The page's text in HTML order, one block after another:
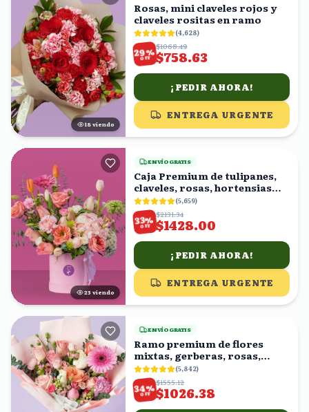
18 viendo
Rosas, mini claveles rojos y
claveles rositas en ramo
(4,628)
29%
OFF
$1068.49
$758.63
¡PEDIR AHORA!
ENTREGA URGENTE
22 viendo
ENVÍO GRATIS
Caja Premium de tulipanes,
claveles, rosas, hortensias
rositas (5,659)
33%
OFF
$2131.34
$1428.00
¡PEDIR AHORA!
ENTREGA URGENTE
ENVÍO GRATIS
Ramo premium de flores
mixtas, gerberas, rosas,
claveles(5,842)
34%
OFF
$1555.12
$1026.38